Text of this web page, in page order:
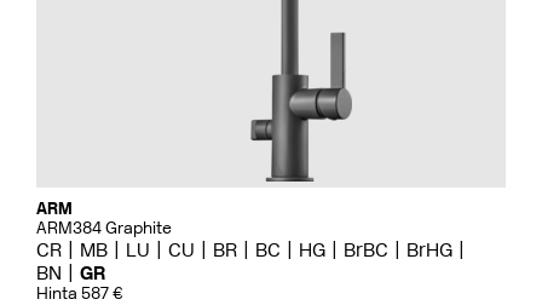
ARM
ARM384 Graphite
CR MB LU CU BR BC HG BrBC
BrHG
BN
GR
Hinta 587 €